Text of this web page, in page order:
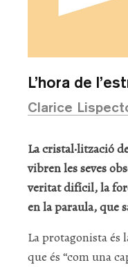
L’hora de
Clarice
La cristal·lització
vibren les seves
veritat difícil, la
en la paraula, que
La protagonista és
que és “com una